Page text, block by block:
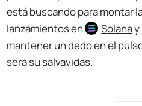
está buscando para montar
lanzamientos en
Solanay
mantener un dedo en el
será su salvavidas.